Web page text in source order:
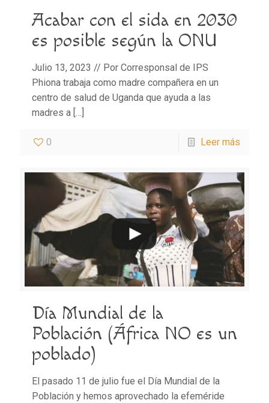
Acabar con el sida en 2030
es posible según la ONU
Julio 13, 2023 // Por Corresponsal de IPS
Phiona trabaja como madre compañera en un
centro de salud de Uganda que ayuda a las
madres a […]
0 Leer más
Día Mundial de la
Población (África NO es un
poblado)
El pasado 11 de julio fue el Día Mundial de la
Población y hemos aprovechado la efeméride